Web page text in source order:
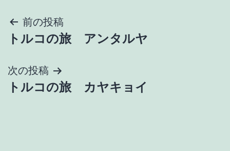
投
稿
ナ
ビ
前の投稿
トルコの旅 アンタルヤ
次の投稿
トルコの旅 カヤキョイ